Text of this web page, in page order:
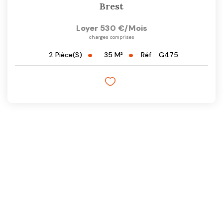
Brest
Loyer 530 €/mois
charges comprises
2 Pièce(s) 35 M² Réf : G475